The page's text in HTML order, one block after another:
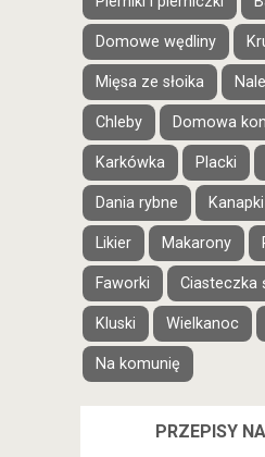
Domowe wędliny
Mięsa ze słoika
Chleby Domowa
Karkówka Placki
Dania rybne
Likier Makarony
Faworki Ciasteczka
Kluski Wielkanoc
Na komunię
PRZEPISY